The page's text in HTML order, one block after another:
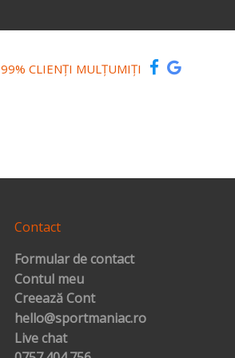
99% CLIENȚI MULȚUMIȚI
Contact
Formular de contact
Contul meu
Creează Cont
hello@sportmaniac.ro
Live chat